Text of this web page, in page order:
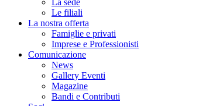
La sede
Le filiali
La nostra offerta
Famiglie e privati
Imprese e Professionisti
Comunicazione
News
Gallery Eventi
Magazine
Bandi e Contributi